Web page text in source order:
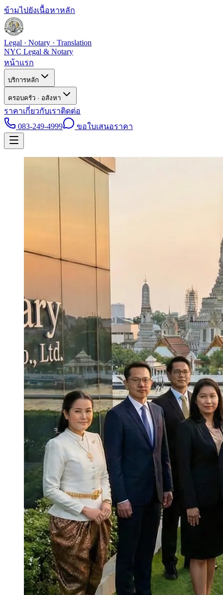
ข้ามไปยังเนื้อหาหลัก
Legal · Notary · Translation
NYC Legal & Notary
หน้าแรก
บริการหลัก
ครอบครัว · อสังหา
ราคาเกี่ยวกับเราติดต่อ
083-249-4999
ขอใบเสนอราคา